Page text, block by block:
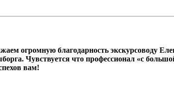
огромную благодарность экскурсоводу
Чувствуется что профессионал «с
вам!